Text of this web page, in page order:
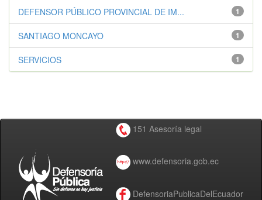
1
DEFENSOR PÚBLICO PROVINCIAL DE IM...
1
SANTIAGO MONCAYO
1
SERVICIOS
151 Asesoría legal
www.defensoria.gob.ec
DefensoriaPublicaDelEcuador